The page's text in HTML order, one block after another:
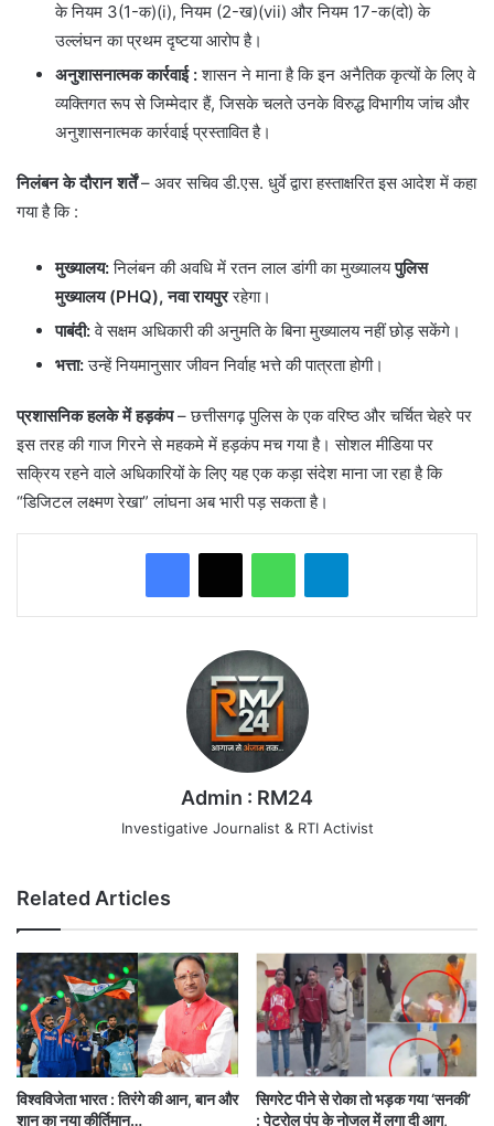
के नियम 3(1-क)(i), नियम (2-ख)(vii) और नियम 17-क(दो) के
उल्लंघन का प्रथम दृष्टया आरोप है।
अनुशासनात्मक कार्रवाई :शासन ने माना है कि इन अनैतिक कृत्यों के लिए वे
व्यक्तिगत रूप से जिम्मेदार हैं, जिसके चलते उनके विरुद्ध विभागीय जांच और
अनुशासनात्मक कार्रवाई प्रस्तावित है।
निलंबन के दौरान शर्तें– अवर सचिव डी.एस. धुर्वे द्वारा हस्ताक्षरित इस आदेश में कहा
गया है कि :
मुख्यालय:निलंबन की अवधि में रतन लाल डांगी का मुख्यालयपुलिस
मुख्यालय (PHQ), नवा रायपुररहेगा।
पाबंदी:वे सक्षम अधिकारी की अनुमति के बिना मुख्यालय नहीं छोड़ सकेंगे।
भत्ता:उन्हें नियमानुसार जीवन निर्वाह भत्ते की पात्रता होगी।
प्रशासनिक हलके में हड़कंप– छत्तीसगढ़ पुलिस के एक वरिष्ठ और चर्चित चेहरे पर
इस तरह की गाज गिरने से महकमे में हड़कंप मच गया है। सोशल मीडिया पर
सक्रिय रहने वाले अधिकारियों के लिए यह एक कड़ा संदेश माना जा रहा है कि
“डिजिटल लक्ष्मण रेखा” लांघना अब भारी पड़ सकता है।
WhatsAppTelegram
Admin : RM24
Investigative Journalist & RTI Activist
Related Articles
विश्वविजेता भारत : तिरंगे की आन, बान और
शान का नया कीर्तिमान…
सिगरेट पीने से रोका तो भड़क गया ‘सनकी’
: पेट्रोल पंप के नोजल में लगा दी आग,